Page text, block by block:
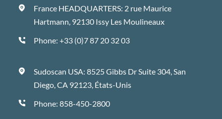
France HEADQUARTERS: 2 rue Maurice
Hartmann, 92130 Issy Les Moulineaux
Phone:+33 (0)7 87 20 32 03
Sudoscan USA: 8525 Gibbs Dr Suite 304, San
Diego, CA 92123, États-Unis
Phone:858-450-2800